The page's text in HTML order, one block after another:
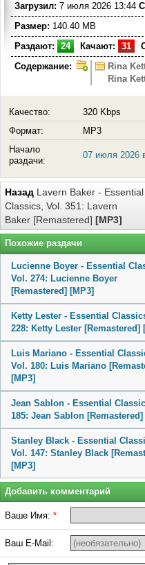
Загрузил: 7 июля 2026 13:44
Размер: 140.40 MB
Раздают:
24 Качают: 31
Содержание:
Rina
Rina
Качество:
320 Kbps
Формат:
MP3
Начало
раздачи:
07 июля 2026
Назад Lavern Baker - Essential
Classics, Vol. 351: Lavern
Baker [Remastered] [MP3]
Похожие раздачи
Lucienne Boyer - Essential
Vol. 274: Lucienne Boyer
[Remastered] [MP3]
Ketty Lester - Essential
228: Ketty Lester [Remastered]
Luis Mariano - Essential
Vol. 180: Luis Mariano
[MP3]
Jean Sablon - Essential
185: Jean Sablon [Remastered]
Stanley Black - Essential
Vol. 147: Stanley Black
[MP3]
Добавить комментарий
Ваше Имя: *
Ваш E-Mail: